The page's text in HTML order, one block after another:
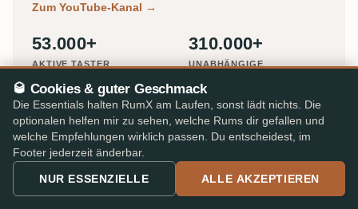
Zum YouTube-Kanal →
53.000+
AKTIVE TASTER
310.000+
UNABHÄNGIGE
25.000+
RUMS IM KATALOG
★ 4,8/5
iOS & Android App
BEKANNT AUS
🥃 Cookies & guter Geschmack
Die Essentials halten RumX am Laufen, sonst lädt nichts. Die
optionalen helfen mir zu sehen, welche Rums dir gefallen und
welche Empfehlungen wirklich passen. Du entscheidest, im
Footer jederzeit änderbar.
NUR ESSENZIELLE ALLE AKZEPTIEREN